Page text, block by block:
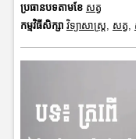
ប្រធានបទតាមខែ សត្វ
កម្មវិធីសិក្សា វិទ្យាសាស្រ្ត សត្វ